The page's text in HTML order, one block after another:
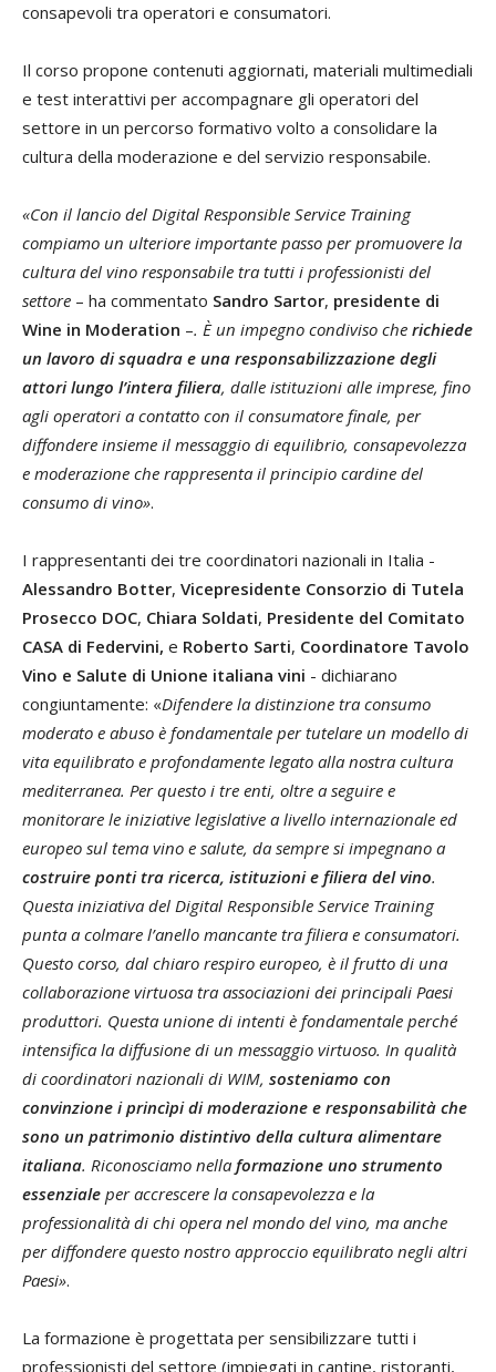
consapevoli tra operatori e consumatori.
Il corso propone contenuti aggiornati, materiali multimediali
e test interattivi per accompagnare gli operatori del
settore in un percorso formativo volto a consolidare la
cultura della moderazione e del servizio responsabile.
«Con il lancio del Digital Responsible Service Training
compiamo un ulteriore importante passo per promuovere la
cultura del vino responsabile tra tutti i professionisti del
settore – ha commentato Sandro Sartor, presidente di
Wine in Moderation –. È un impegno condiviso che richiede
un lavoro di squadra e una responsabilizzazione degli
attori lungo l’intera filiera, dalle istituzioni alle imprese, fino
agli operatori a contatto con il consumatore finale, per
diffondere insieme il messaggio di equilibrio, consapevolezza
e moderazione che rappresenta il principio cardine del
consumo di vino».
I rappresentanti dei tre coordinatori nazionali in Italia -
Alessandro Botter, Vicepresidente Consorzio di Tutela
Prosecco DOC, Chiara Soldati, Presidente del Comitato
CASA di Federvini, e Roberto Sarti, Coordinatore Tavolo
Vino e Salute di Unione italiana vini - dichiarano
congiuntamente: «Difendere la distinzione tra consumo
moderato e abuso è fondamentale per tutelare un modello di
vita equilibrato e profondamente legato alla nostra cultura
mediterranea. Per questo i tre enti, oltre a seguire e
monitorare le iniziative legislative a livello internazionale ed
europeo sul tema vino e salute, da sempre si impegnano a
costruire ponti tra ricerca, istituzioni e filiera del vino.
Questa iniziativa del Digital Responsible Service Training
punta a colmare l’anello mancante tra filiera e consumatori.
Questo corso, dal chiaro respiro europeo, è il frutto di una
collaborazione virtuosa tra associazioni dei principali Paesi
produttori. Questa unione di intenti è fondamentale perché
intensifica la diffusione di un messaggio virtuoso. In qualità
di coordinatori nazionali di WIM, sosteniamo con
convinzione i princìpi di moderazione e responsabilità che
sono un patrimonio distintivo della cultura alimentare
italiana. Riconosciamo nella formazione uno strumento
essenziale per accrescere la consapevolezza e la
professionalità di chi opera nel mondo del vino, ma anche
per diffondere questo nostro approccio equilibrato negli altri
Paesi».
La formazione è progettata per sensibilizzare tutti i
professionisti del settore (impiegati in cantine, ristoranti,